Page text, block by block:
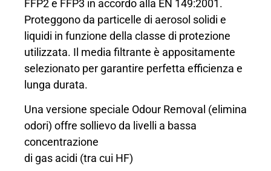
FFP2 e FFP3 in accordo alla EN 149:2001.
Proteggono da particelle di aerosol solidi e
liquidi in funzione della classe di protezione
utilizzata. Il media filtrante è appositamente
selezionato per garantire perfetta efficienza e
lunga durata.
Una versione speciale Odour Removal (elimina
odori) offre sollievo da livelli a bassa
concentrazione
di gas acidi (tra cui HF)